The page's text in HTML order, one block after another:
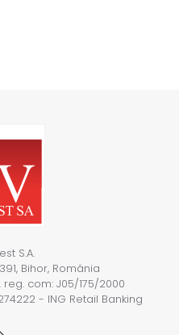
S.A.
Bihor, România
com: J05/175/2000
- ING Retail Banking